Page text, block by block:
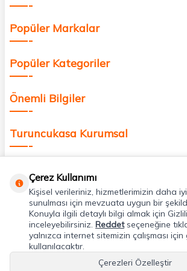
Popüler Markalar
Popüler Kategoriler
Önemli Bilgiler
Turuncukasa Kurumsal
Uygulamalarımız
Adres & İletişim
Çerez Kullanımı
Kişisel verileriniz, hizmetlerimizin daha
sunulması için mevzuata uygun bir
Konuyla ilgili detaylı bilgi almak için
inceleyebilirsiniz. Reddetseçeneğine
yalnızca internet sitemizin çalışması
kullanılacaktır.
Çerezleri Özelleştir